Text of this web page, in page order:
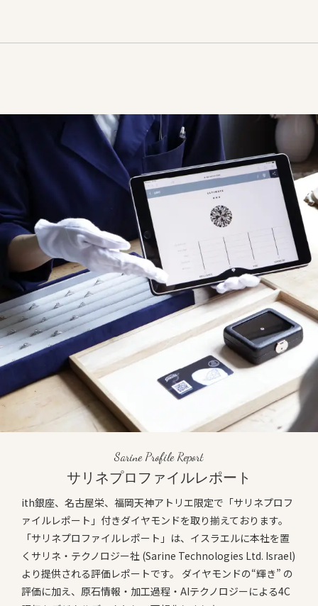
Sarine Profile Report
サリネプロファイルレポート
ith銀座、名古屋栄、福岡天神アトリエ限定で「サリネプロフ
ァイルレポート」付きダイヤモンドを取り揃えております。
「サリネプロファイルレポート」は、イスラエルに本社を置
くサリネ・テクノロジー社 (Sarine Technologies Ltd. Israel)
より提供される評価レポートです。 ダイヤモンドの“輝き” の
評価に加え、原石情報・加工過程・AIテクノロジーによる4C